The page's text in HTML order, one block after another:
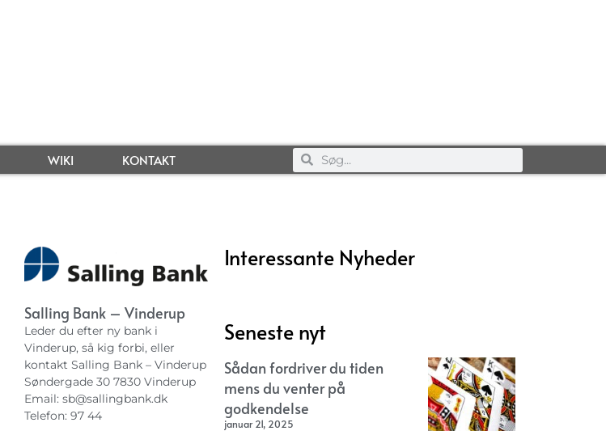
WIKI KONTAKT
Salling Bank – Vinderup
Leder du efter ny bank i
Vinderup, så kig forbi, eller
kontakt Salling Bank – Vinderup
Søndergade 30 7830 Vinderup
Email:sb@sallingbank.dk
Telefon: 97 44
Interessante Nyheder
Seneste nyt
Sådan fordriver du tiden
mens du venter på
godkendelse
januar 21, 2025